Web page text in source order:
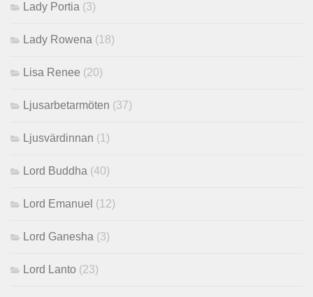
Lady Portia (3)
Lady Rowena (18)
Lisa Renee (20)
Ljusarbetarmöten (37)
Ljusvärdinnan (1)
Lord Buddha (40)
Lord Emanuel (12)
Lord Ganesha (3)
Lord Lanto (23)